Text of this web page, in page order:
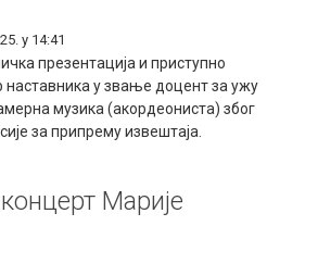
у 14:41
презентација и приступно
у звање доцент за ужу
музика (акордеониста) због
за припрему извештаја.
Марије